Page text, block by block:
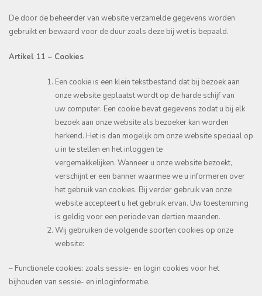
De door de beheerder van website verzamelde gegevens worden
gebruikt en bewaard voor de duur zoals deze bij wet is bepaald.
Artikel 11 – Cookies
Een cookie is een klein tekstbestand dat bij bezoek aan
onze website geplaatst wordt op de harde schijf van
uw computer. Een cookie bevat gegevens zodat u bij elk
bezoek aan onze website als bezoeker kan worden
herkend. Het is dan mogelijk om onze website speciaal op
u in te stellen en het inloggen te
vergemakkelijken. Wanneer u onze website bezoekt,
verschijnt er een banner waarmee we u informeren over
het gebruik van cookies. Bij verder gebruik van onze
website accepteert u het gebruik ervan. Uw toestemming
is geldig voor een periode van dertien maanden.
Wij gebruiken de volgende soorten cookies op onze
website:
– Functionele cookies: zoals sessie- en login cookies voor het
bijhouden van sessie- en inloginformatie.